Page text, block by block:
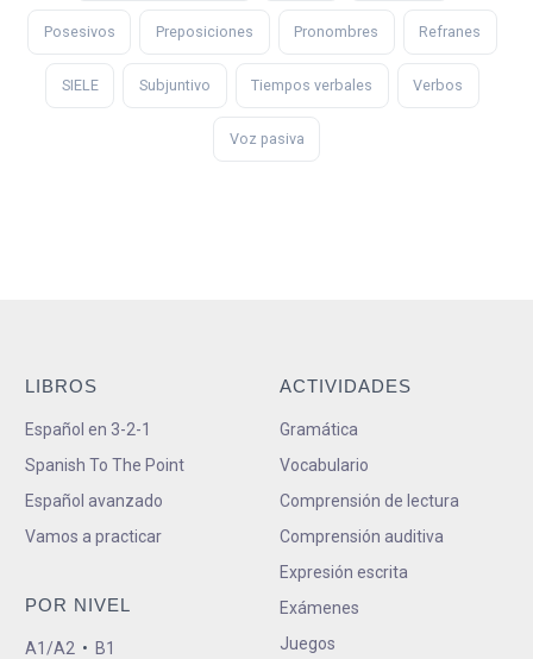
Posesivos Preposiciones Pronombres Refranes
SIELE Subjuntivo Tiempos verbales Verbos
Voz pasiva
LIBROS
Español en 3-2-1
Spanish To The Point
Español avanzado
Vamos a practicar
POR NIVEL
A1/A2 • B1
ACTIVIDADES
Gramática
Vocabulario
Comprensión de lectura
Comprensión auditiva
Expresión escrita
Exámenes
Juegos